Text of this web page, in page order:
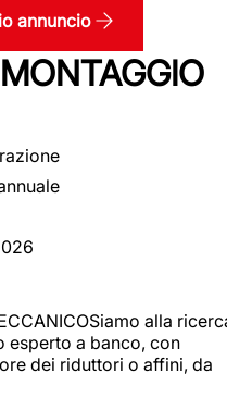
annuncio
alla
esperto a banco, con
dei riduttori o affini, da